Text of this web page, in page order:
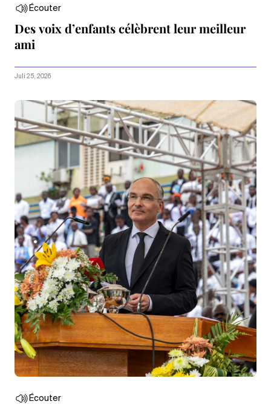
Écouter
Des voix d’enfants célèbrent leur meilleur
ami
Juli 25, 2026
Écouter